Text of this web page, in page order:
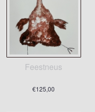
Feestneus
€125,00